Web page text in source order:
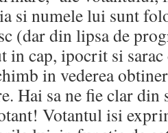
si numele lui sunt
(dar din lipsa de
in cap, ipocrit si
in vederea
Hai sa ne fie clar
Votantul isi